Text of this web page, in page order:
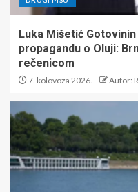
Luka Mišetić
propagandu o Oluji:
rečenicom
7. kolovoza 2026. Autor: